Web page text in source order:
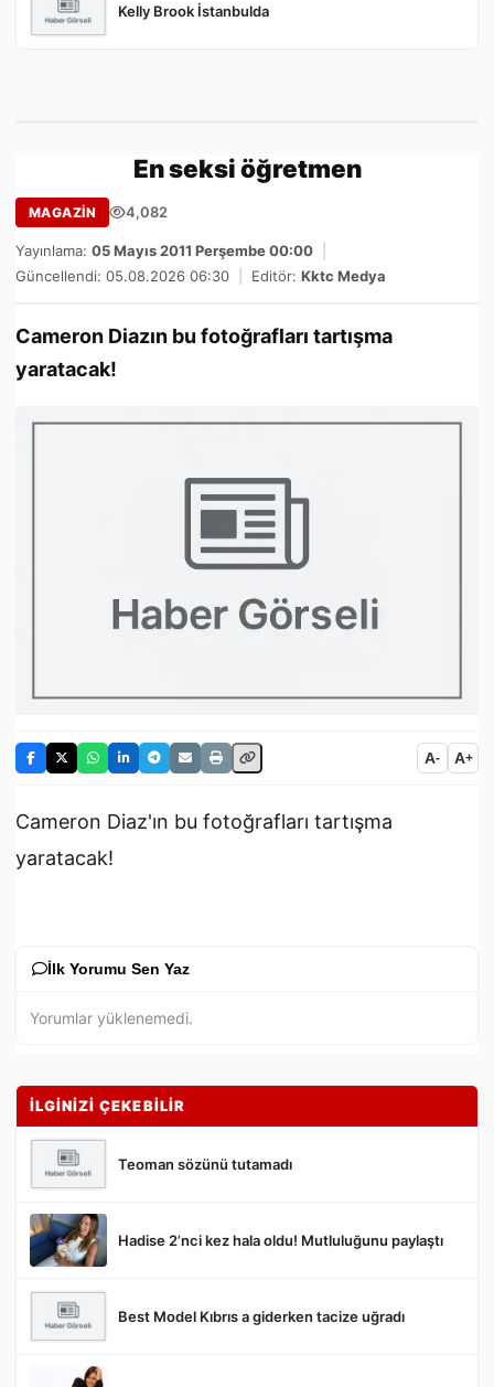
Kelly Brook İstanbulda
En seksi öğretmen
MAGAZİN 4,082
Yayınlama: 05 Mayıs 2011 Perşembe 00:00
Güncellendi: 05.08.2026 06:30
Editör: Kktc Medya
Cameron Diazın bu fotoğrafları tartışma
yaratacak!
A- A+
Cameron Diaz'ın bu fotoğrafları tartışma
yaratacak!
İlk Yorumu Sen Yaz
Gönder
Yorumlar yüklenemedi.
İLGİNİZİ ÇEKEBİLİR
Teoman sözünü tutamadı
Hadise 2’nci kez hala oldu! Mutluluğunu paylaştı
Best Model Kıbrıs a giderken tacize uğradı